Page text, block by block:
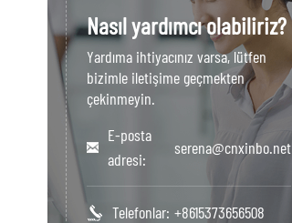
Nasıl yardımcı olabiliriz?
Yardıma ihtiyacınız varsa, lütfen
bizimle iletişime geçmekten
çekinmeyin.
E-posta
adresi:
serena@cnxinbo.net
Telefonlar: +8615373656508